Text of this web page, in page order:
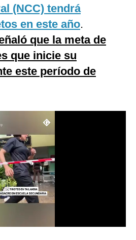
(NCC) tendrá
en este año.
que la meta de
que inicie su
este período de